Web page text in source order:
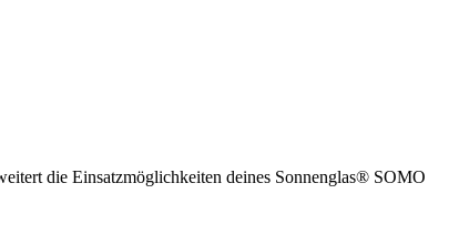
die Einsatzmöglichkeiten deines Sonnenglas® SOMO